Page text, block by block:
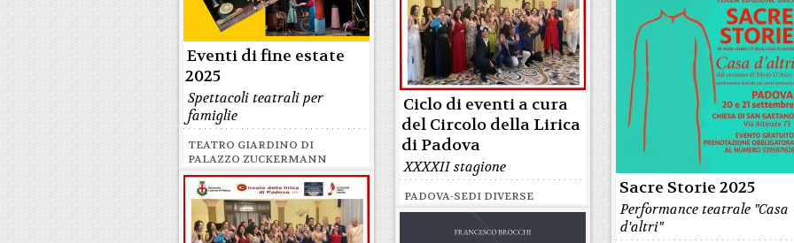
Eventi di fine estate
2025
Spettacoli teatrali per
famiglie
TEATRO GIARDINO DI
PALAZZO ZUCKERMANN
Ciclo di eventi a cura
del Circolo della Lirica
di Padova
XXXXII stagione
PADOVA-SEDI DIVERSE Sacre Storie 2025
Performance teatrale "Casa
d'altri"